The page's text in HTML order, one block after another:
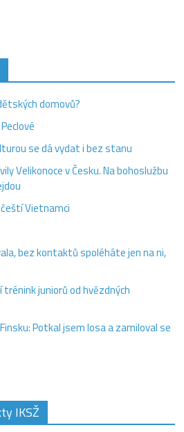
domovů?
se dá vydat i bez stanu
Velikonoce v Česku. Na bohoslužbu
Vietnamci
bez kontaktů spoléháte jen na ni,
trénink juniorů od hvězdných
Potkal jsem losa a zamiloval se
IKSŽ